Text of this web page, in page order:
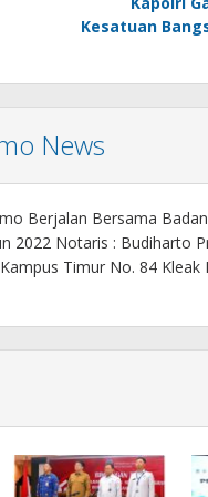
Kesatuan
News
Berjalan Bersama
2022 Notaris : Budiharto
Timur No. 84